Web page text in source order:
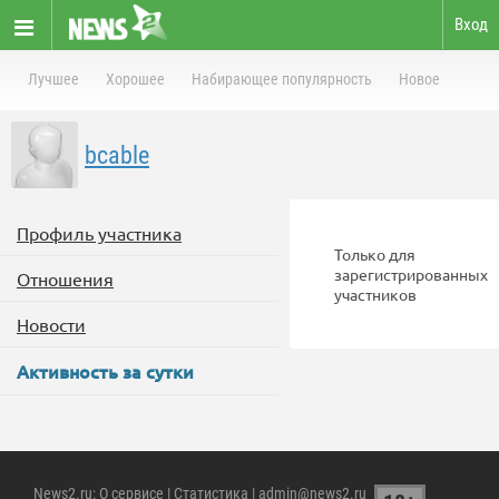
Вход
Лучшее Хорошее Набирающее популярность Новое
bcable
Профиль участника
Отношения
Новости
Активность за сутки
Только для
зарегистрированных
участников
News2.ru: О сервисе | Статистика | admin@news2.ru